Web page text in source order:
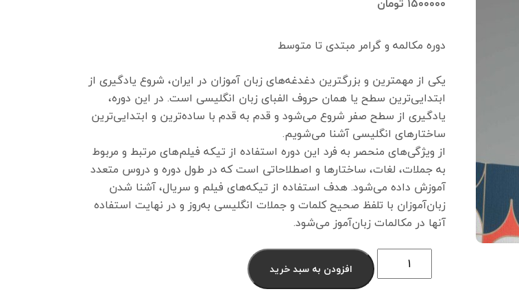
در
دوره مکالمه و گرامر مبتدی تا متوسط
یکی از مهمترین و بزرگترین دغدغه‌های زبان آموزان در ایران، شروع یادگیری از
ابتدایی‌ترین سطح یا همان حروف الفبای زبان انگلیسی است. در این دوره،
یادگیری از سطح صفر شروع می‌شو‌د و قدم به قدم با ساده‌ترین و ابتدایی‌ترین‌
ساختارهای انگلیسی آشنا می‌شویم.
از ویژگی‌های منحصر به فرد این دوره استفاده از تیکه‌ فیلم‌های مرتبط و مربوط
به جملات، لغات، ساختارها و اصطلاحاتی است که در طول دوره و دروس متعدد
آموزش داده می‌شود. هدف استفاده از تیکه‌های فیلم و سریال، آشنا شدن
زبان‌آموزان با تلفظ صحیح کلمات و جملات انگلیسی به‌روز و در نهایت استفاده
آنها در مکالمات زبان‌آموز می‌شود.
افزودن به سبد خرید